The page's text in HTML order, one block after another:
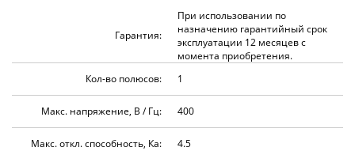
Гарантия:
При использовании по
назначению гарантийный срок
эксплуатации 12 месяцев с
момента приобретения.
Кол-во полюсов:
1
Макс. напряжение, В / Гц: 400
Макс. откл. способность, Ка: 4.5